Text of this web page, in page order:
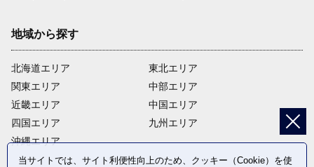
地域から探す
北海道エリア
関東エリア
近畿エリア
四国エリア
沖縄エリア
東北エリア
中部エリア
中国エリア
九州エリア
当サイトでは、サイト利便性向上のため、クッキー（Cookie）を使